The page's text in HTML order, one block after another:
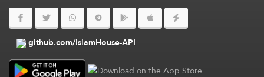
github.com/IslamHouse-API